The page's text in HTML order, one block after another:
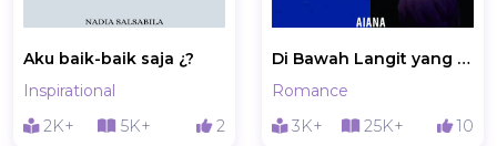
Aku baik-baik saja ¿?
Inspirational
2K+
5K+ 2
Di Bawah Langit yang Sama dengan Jalan yang Berbeda
Romance
3K+
25K+ 10